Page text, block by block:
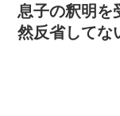
息子の釈明を
然反省してな